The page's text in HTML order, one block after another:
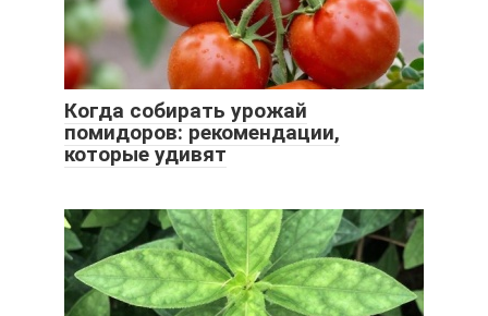
Когда собирать урожай
помидоров: рекомендации,
которые удивят